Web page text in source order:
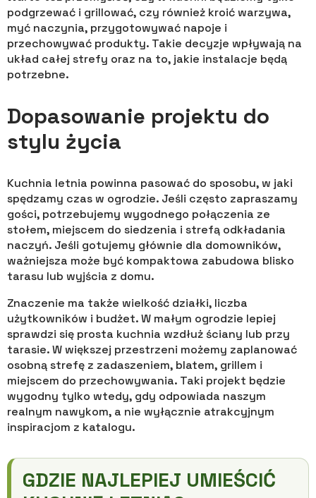
podgrzewać i grillować, czy również kroić warzywa,
myć naczynia, przygotowywać napoje i
przechowywać produkty. Takie decyzje wpływają na
układ całej strefy oraz na to, jakie instalacje będą
potrzebne.
Dopasowanie projektu do
stylu życia
Kuchnia letnia powinna pasować do sposobu, w jaki
spędzamy czas w ogrodzie. Jeśli często zapraszamy
gości, potrzebujemy wygodnego połączenia ze
stołem, miejscem do siedzenia i strefą odkładania
naczyń. Jeśli gotujemy głównie dla domowników,
ważniejsza może być kompaktowa zabudowa blisko
tarasu lub wyjścia z domu.
Znaczenie ma także wielkość działki, liczba
użytkowników i budżet. W małym ogrodzie lepiej
sprawdzi się prosta kuchnia wzdłuż ściany lub przy
tarasie. W większej przestrzeni możemy zaplanować
osobną strefę z zadaszeniem, blatem, grillem i
miejscem do przechowywania. Taki projekt będzie
wygodny tylko wtedy, gdy odpowiada naszym
realnym nawykom, a nie wyłącznie atrakcyjnym
inspiracjom z katalogu.
GDZIE NAJLEPIEJ UMIEŚCIĆ